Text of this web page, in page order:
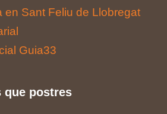
en Sant Feliu de Llobregat
Guia33
que postres